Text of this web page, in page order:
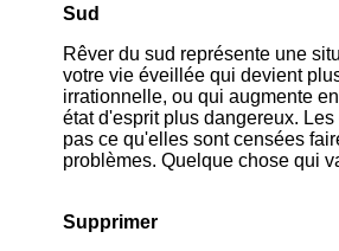
Sud
Rêver du sud représente une
votre vie éveillée qui devient
irrationnelle, ou qui augmente
état d'esprit plus dangereux.
pas ce qu'elles sont censées
problèmes. Quelque chose qui
Supprimer